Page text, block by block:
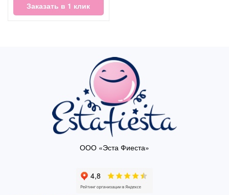
Заказать в 1 клик
ООО «Эста Фиеста»